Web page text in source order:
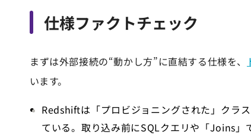
仕様ファクトチェック
まずは外部接続の“動かし方”に直結する仕様を、
います。
Redshiftは「プロビジョニングされた」クラ
ている。取り込み前にSQLクエリや「Joins